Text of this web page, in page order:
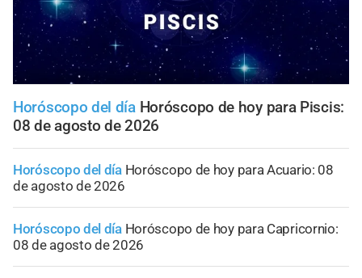
Horóscopo del día Horóscopo de hoy para Piscis:
08 de agosto de 2026
Horóscopo del día Horóscopo de hoy para Acuario: 08
de agosto de 2026
Horóscopo del día Horóscopo de hoy para Capricornio:
08 de agosto de 2026